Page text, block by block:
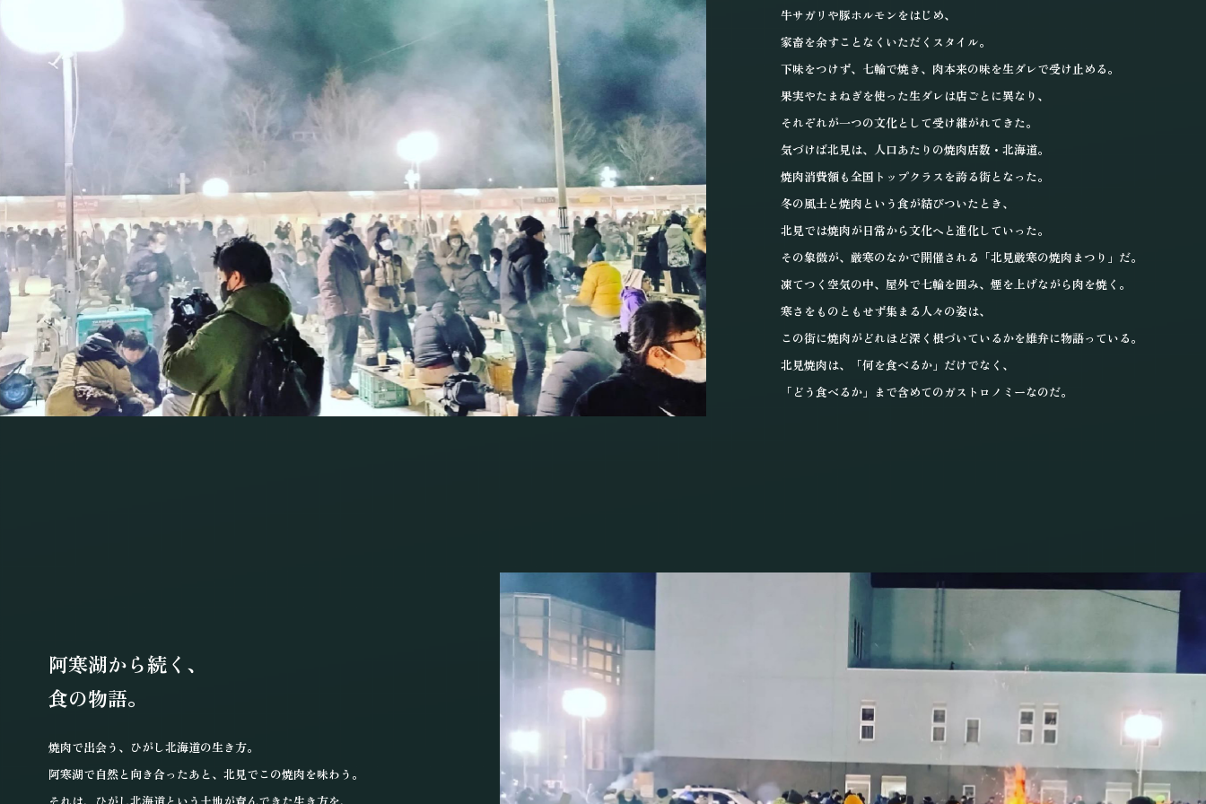
牛サガリや豚ホルモンをはじめ、
家畜を余すことなくいただくスタイル。
下味をつけず、七輪で焼き、 肉本来の味を生ダレで受け止める。
果実やたまねぎを使った生ダレは店ごとに異なり、
それぞれが一つの文化として受け継がれてきた。
気づけば北見は、 人口あたりの焼肉店数・北海道。
焼肉消費額も全国トップクラスを誇る街となった。
冬の風土と焼肉という食が結びついたとき、
北見では焼肉が日常から文化へと進化していった。
その象徴が、厳寒のなかで開催される 「北見厳寒の焼肉まつり」だ。
凍てつく空気の中、屋外で七輪を囲み、 煙を上げながら肉を焼く。
寒さをものともせず集まる人々の姿は、
この街に焼肉がどれほど深く 根づいているかを雄弁に物語っている。
北見焼肉は、
「何を食べるか」だけでなく、
「どう食べるか」まで含めてのガストロノミーなのだ。
阿寒湖から続く、
食の物語。
焼肉で出会う、ひがし北海道の生き方。
阿寒湖で自然と向き合ったあと、 北見でこの焼肉を味わう。